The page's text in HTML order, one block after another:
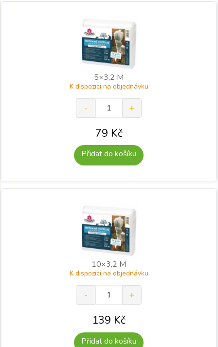
5×3,2 M
K dispozici na objednávku
79 Kč
Přidat do košíku
10×3,2 M
K dispozici na objednávku
139 Kč
Přidat do košíku